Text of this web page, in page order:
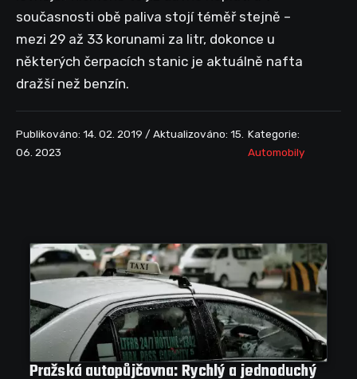
současnosti obě paliva stojí téměř stejně –
mezi 29 až 33 korunami za litr, dokonce u
některých čerpacích stanic je aktuálně nafta
dražší než benzín.
Publikováno: 14. 02. 2019 / Aktualizováno: 15.
06. 2023
Kategorie:
Automobily
Pražská autopůjčovna: Rychlý a jednoduchý